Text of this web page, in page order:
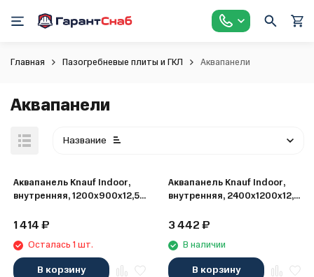
Главная Пазогребневые плиты и ГКЛ Аквапанели
Аквапанели
Название
Аквапанель Knauf Indoor,
внутренняя, 1200х900х12,5
1 414₽
Осталась 1 шт.
В корзину
Аквапанель Knauf Indoor,
внутренняя, 2400х1200х12,5
3 442₽
В наличии
В корзину